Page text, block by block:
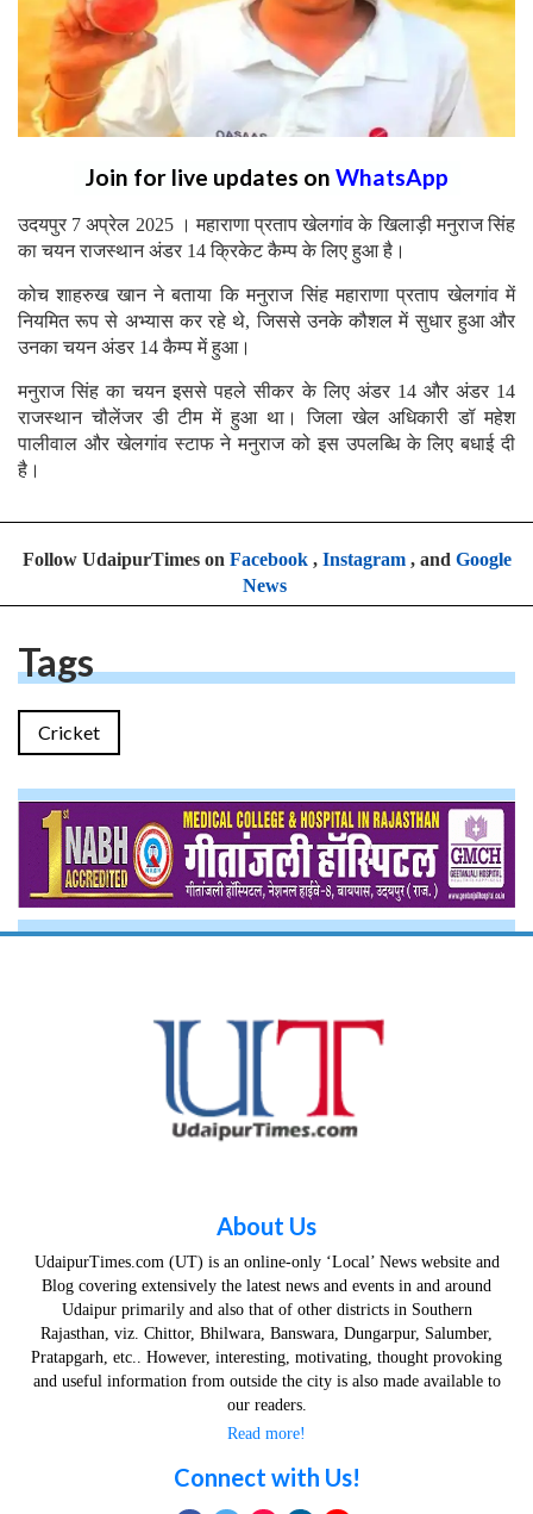
Join for live updates on WhatsApp
उदयपुर 7 अप्रेल 2025 । महाराणा प्रताप खेलगांव के खिलाड़ी मनुराज सिंह
का चयन राजस्थान अंडर 14 क्रिकेट कैम्प के लिए हुआ है।
कोच शाहरुख खान ने बताया कि मनुराज सिंह महाराणा प्रताप खेलगांव में
नियमित रूप से अभ्यास कर रहे थे, जिससे उनके कौशल में सुधार हुआ और
उनका चयन अंडर 14 कैम्प में हुआ।
मनुराज सिंह का चयन इससे पहले सीकर के लिए अंडर 14 और अंडर 14
राजस्थान चौलेंजर डी टीम में हुआ था। जिला खेल अधिकारी डॉ महेश
पालीवाल और खेलगांव स्टाफ ने मनुराज को इस उपलब्धि के लिए बधाई दी
है।
Follow UdaipurTimes on Facebook, Instagram, and Google
News
Tags
Cricket
About Us
UdaipurTimes.com (UT) is an online-only ‘Local’ News website and
Blog covering extensively the latest news and events in and around
Udaipur primarily and also that of other districts in Southern
Rajasthan, viz. Chittor, Bhilwara, Banswara, Dungarpur, Salumber,
Pratapgarh, etc.. However, interesting, motivating, thought provoking
and useful information from outside the city is also made available to
our readers.
Read more!
Connect with Us!